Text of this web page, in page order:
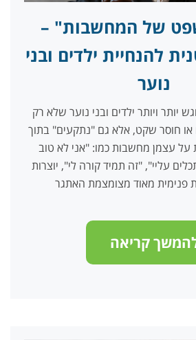
של המחשבות" –
להנחיית ילדים ובני
נוער
יותר ויותר ילדים ובני נוער שלא רק
חוסר שקט, אלא גם "נתקעים" בתוך
על עצמן מחשבות כמו: "אני לא טוב
עליי", "זה תמיד קורה לי", יוצרות
פנימית מאוד מצומצמת האתגר
קריאה